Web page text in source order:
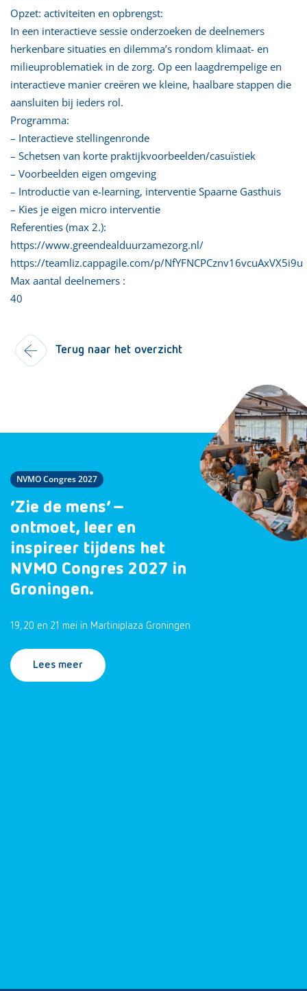
Opzet: activiteiten en opbrengst:
In een interactieve sessie onderzoeken de deelnemers
herkenbare situaties en dilemma’s rondom klimaat- en
milieuproblematiek in de zorg. Op een laagdrempelige en
interactieve manier creëren we kleine, haalbare stappen die
aansluiten bij ieders rol.
Programma:
– Interactieve stellingenronde
– Schetsen van korte praktijkvoorbeelden/casuïstiek
– Voorbeelden eigen omgeving
– Introductie van e-learning, interventie Spaarne Gasthuis
– Kies je eigen micro interventie
Referenties (max 2.):
https://www.greendealduurzamezorg.nl/
https://teamliz.cappagile.com/p/NfYFNCPCznv16vcuAxVX5i9u
Max aantal deelnemers :
40
Terug naar het overzicht
NVMO Congres 2027
‘Zie de mens’ –
ontmoet, leer en
inspireer tijdens het
NVMO Congres 2027 in
Groningen.
19, 20 en 21 mei in Martiniplaza Groningen
Lees meer